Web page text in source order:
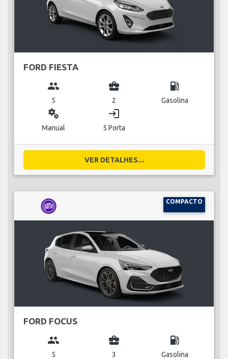
FORD FIESTA
group
5
business_center
2
local_gas_station
Gasolina
miscellaneous_services
Manual
login
5 Porta
VER DETALHES...
COMPACTO
FORD FOCUS
group
5
business_center
3
local_gas_station
Gasolina